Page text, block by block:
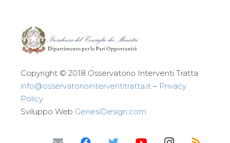
Copyright © 2018 Osservatorio Interventi Tratta
info@osservatoriointerventitratta.it – Privacy
Policy
Sviluppo Web GenesiDesign.com